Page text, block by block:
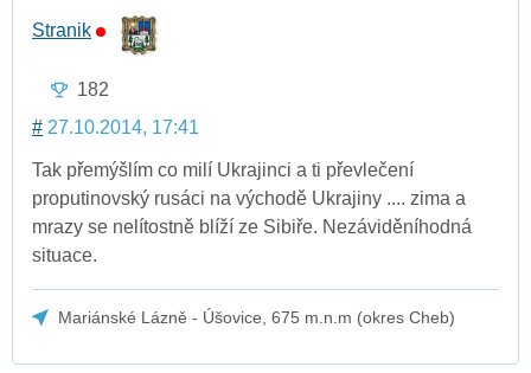
Stranik
182
# 27.10.2014, 17:41
Tak přemýšlím co milí Ukrajinci a ti převlečení
proputinovský rusáci na východě Ukrajiny .... zima a
mrazy se nelítostně blíží ze Sibiře. Nezáviděníhodná
situace.
Mariánské Lázně - Úšovice, 675 m.n.m (okres Cheb)